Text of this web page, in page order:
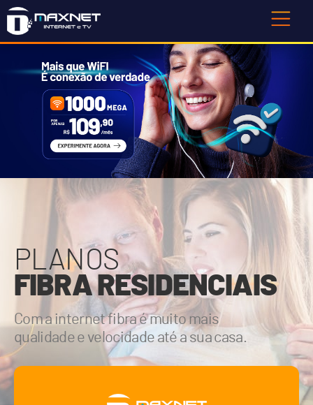
PLANOS
FIBRA RESIDENCIAIS
Com a internet fibra é muito mais
qualidade e velocidade até a sua casa.